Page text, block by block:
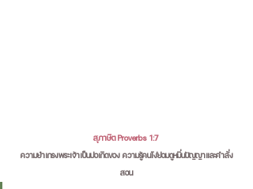
สุภาษิต Proverbs 1:7
ความยำเกรงพระเจ้าเป็นบ่อเกิดของ ความรู้คนโง่ย่อมดูหมิ่นปัญญาและคำสั่ง
สอน